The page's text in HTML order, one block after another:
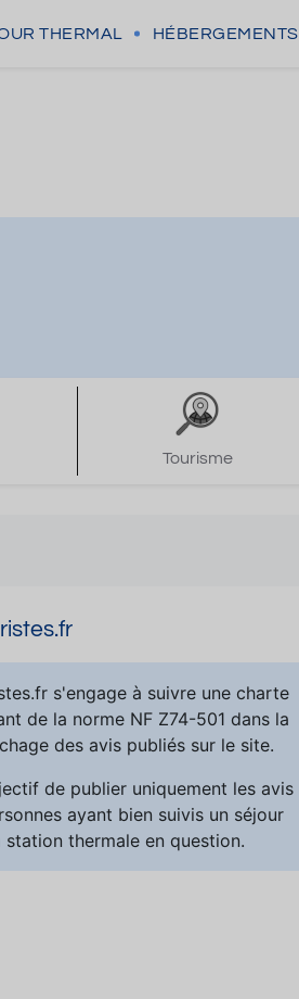
THERMAL HÉBERGEMENTS
Tourisme
s'engage à suivre une charte
de la norme NF Z74-501 dans la
des avis publiés sur le site.
de publier uniquement les avis
ayant bien suivis un séjour
station thermale en question.